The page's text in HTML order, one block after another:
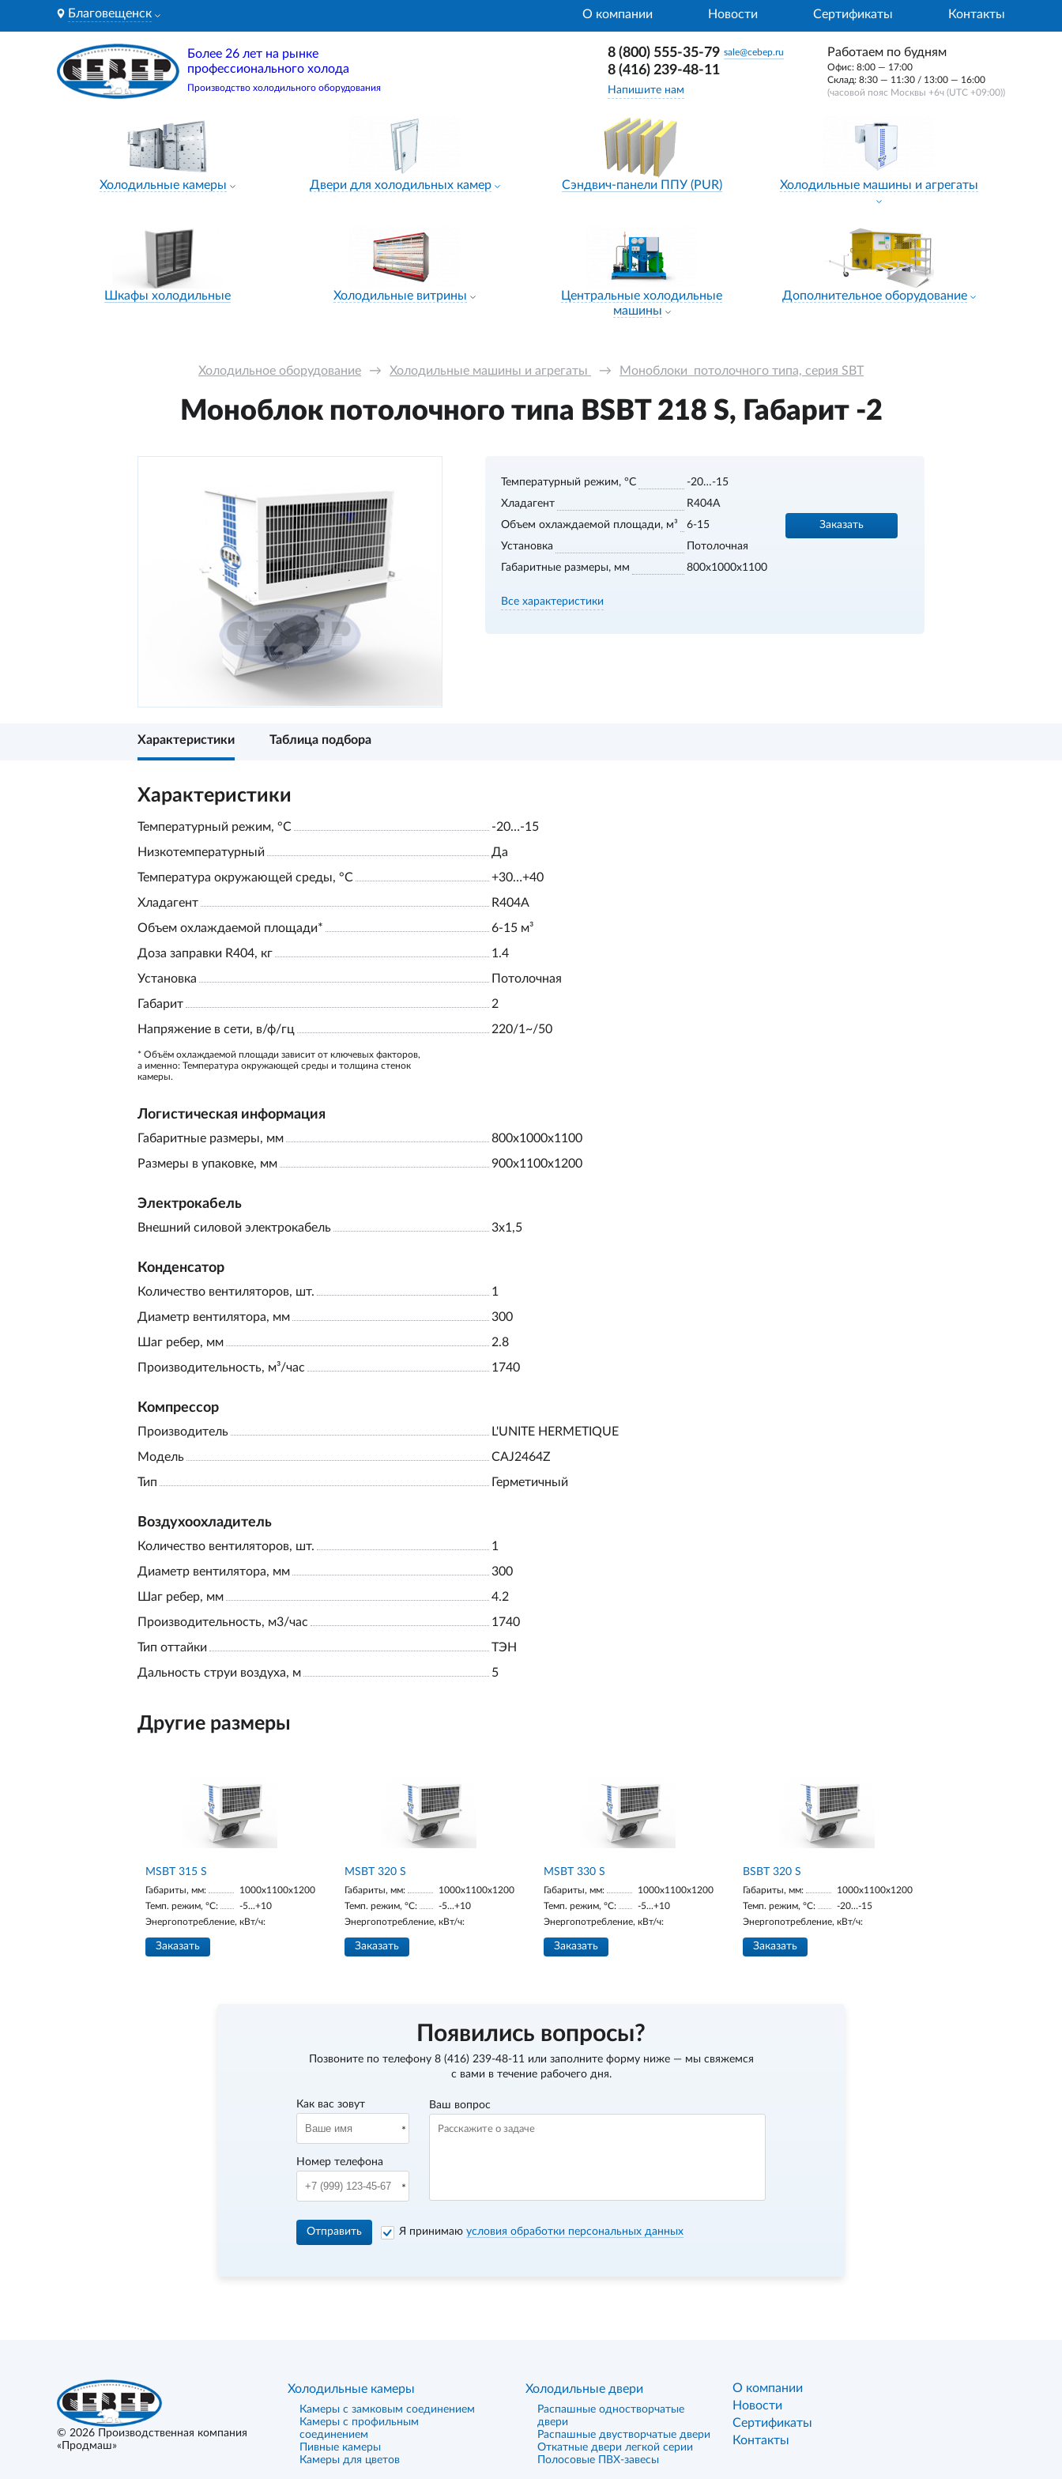
Благовещенск О компании Новости Сертификаты Контакты
Более 26 лет на рынке
профессионального холода
Производство холодильного оборудования
8 (800) 555-35-79 sale@cebep.ru
8 (416) 239-48-11
Напишите нам
Работаем по будням
Офис: 8:00 — 17:00
Склад: 8:30 — 11:30 / 13:00 — 16:00
(часовой пояс Москвы +6ч (UTC +09:00))
Холодильные камеры Двери для холодильных камер Сэндвич-панели ППУ (PUR) Холодильные машины и агрегаты
Шкафы холодильные Холодильные витрины
Центральные холодильные
машины
Дополнительное оборудование
Холодильное оборудование → Холодильные машины и агрегаты → Моноблоки  потолочного типа, серия SBT
Моноблок потолочного типа BSBT 218 S, Габарит -2
Температурный режим, °С
-20…-15
Хладагент
R404A
Объем охлаждаемой площади, м³
6-15
Установка
Потолочная
Габаритные размеры, мм
800х1000х1100
Заказать
Все характеристики
Характеристики Таблица подбора
Характеристики
Температурный режим, °С
-20…-15
Низкотемпературный
Да
Температура окружающей среды, °С
+30…+40
Хладагент
R404A
Объем охлаждаемой площади*
6-15 м³
Доза заправки R404, кг
1.4
Установка
Потолочная
Габарит
2
Напряжение в сети, в/ф/гц
220/1~/50
* Объём охлаждаемой площади зависит от ключевых факторов,
а именно: Температура окружающей среды и толщина стенок
камеры.
Логистическая информация
Габаритные размеры, мм
800х1000х1100
Размеры в упаковке, мм
900х1100х1200
Электрокабель
Внешний силовой электрокабель 3х1,5
Конденсатор
Количество вентиляторов, шт.
1
Диаметр вентилятора, мм
300
Шаг ребер, мм
2.8
Производительность, м³/час
1740
Компрессор
Производитель
L'UNITE HERMETIQUE
Модель
CAJ2464Z
Тип
Герметичный
Воздухоохладитель
Количество вентиляторов, шт.
1
Диаметр вентилятора, мм
300
Шаг ребер, мм
4.2
Производительность, м3/час
1740
Тип оттайки
ТЭН
Дальность струи воздуха, м
5
Другие размеры
MSBT 315 S
Габариты, мм:
1000х1100х1200
Темп. режим, °С:
-5...+10
Энергопотребление, кВт/ч:
Заказать
MSBT 320 S
Габариты, мм:
1000х1100х1200
Темп. режим, °С:
-5...+10
Энергопотребление, кВт/ч:
Заказать
MSBT 330 S
Габариты, мм:
1000х1100х1200
Темп. режим, °С:
-5...+10
Энергопотребление, кВт/ч:
Заказать
BSBT 320 S
Габариты, мм:
1000х1100х1200
Темп. режим, °С:
-20…-15
Энергопотребление, кВт/ч:
Заказать
Появились вопросы?
Позвоните по телефону 8 (416) 239-48-11или заполните форму ниже — мы свяжемся
с вами в течение рабочего дня.
Как вас зовут
Номер телефона
Ваш вопрос
Отправить Я принимаю условия обработки персональных данных
© 2026
Производственная компания
«Продмаш»
Холодильные камеры
Камеры с замковым соединением
Камеры с профильным
соединением
Пивные камеры
Камеры для цветов
Холодильные двери
Распашные одностворчатые
двери
Распашные двустворчатые двери
Откатные двери легкой серии
Полосовые ПВХ-завесы
О компании
Новости
Сертификаты
Контакты